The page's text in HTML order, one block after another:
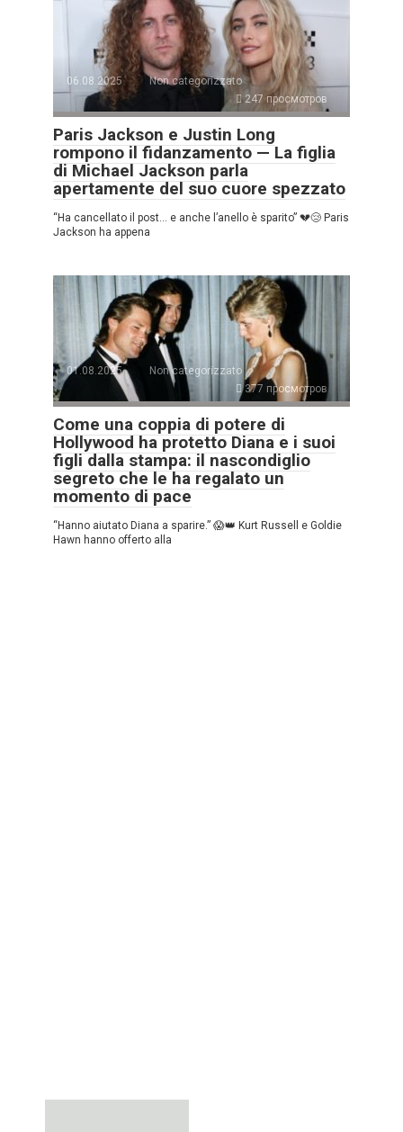
06.08.2025
Non categorizzato
247 просмотров
Paris Jackson e Justin Long
rompono il fidanzamento — La figlia
di Michael Jackson parla
apertamente del suo cuore spezzato
“Ha cancellato il post… e anche l’anello è sparito” 💔😢 Paris
Jackson ha appena
01.08.2025
Non categorizzato
377 просмотров
Come una coppia di potere di
Hollywood ha protetto Diana e i suoi
figli dalla stampa: il nascondiglio
segreto che le ha regalato un
momento di pace
“Hanno aiutato Diana a sparire.” 😱👑 Kurt Russell e Goldie
Hawn hanno offerto alla